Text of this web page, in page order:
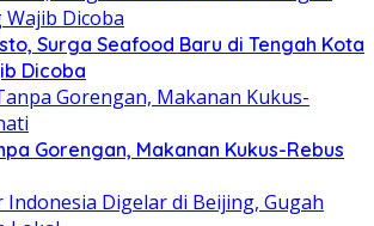
Surga Seafood Baru di Tengah Kota
Dicoba
Gorengan, Makanan Kukus-Rebus